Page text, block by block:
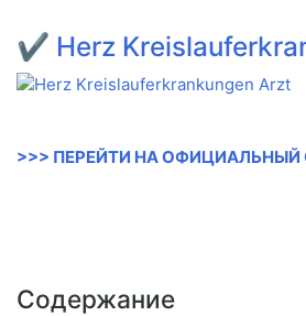
✔ Herz
>>> ПЕРЕЙТИ НА ОФИЦИАЛЬНЫЙ
Содержание